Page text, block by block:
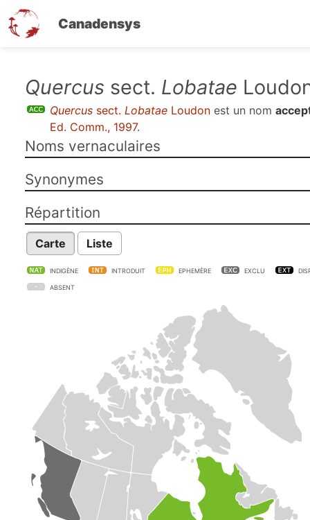
Canadensys
contenu
Quercus sect. Lobatae
Quercus sect. Lobatae Loudon est un nom
Ed. Comm., 1997.
Noms vernaculaires
Synonymes
Répartition
Carte Liste
INDIGÈNE INTRODUIT EPHEMÈRE EXCLU
ABSENT